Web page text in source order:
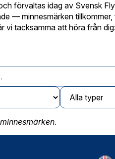
förvaltas idag av Svensk
— minnesmärken
vi tacksamma att höra från dig: